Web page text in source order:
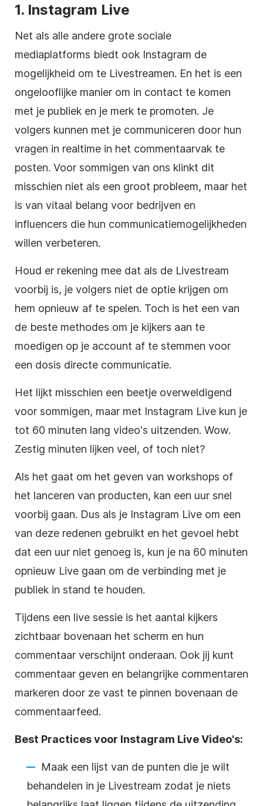
1. Instagram Live
Net als alle andere grote sociale
mediaplatforms biedt ook Instagram de
mogelijkheid om te Livestreamen. En het is een
ongelooflijke manier om in contact te komen
met je publiek en je merk te promoten. Je
volgers kunnen met je communiceren door hun
vragen in realtime in het commentaarvak te
posten. Voor sommigen van ons klinkt dit
misschien niet als een groot probleem, maar het
is van vitaal belang voor bedrijven en
influencers die hun communicatiemogelijkheden
willen verbeteren.
Houd er rekening mee dat als de Livestream
voorbij is, je volgers niet de optie krijgen om
hem opnieuw af te spelen. Toch is het een van
de beste methodes om je kijkers aan te
moedigen op je account af te stemmen voor
een dosis directe communicatie.
Het lijkt misschien een beetje overweldigend
voor sommigen, maar met Instagram Live kun je
tot 60 minuten lang video's uitzenden. Wow.
Zestig minuten lijken veel, of toch niet?
Als het gaat om het geven van workshops of
het lanceren van producten, kan een uur snel
voorbij gaan. Dus als je Instagram Live om een
van deze redenen gebruikt en het gevoel hebt
dat een uur niet genoeg is, kun je na 60 minuten
opnieuw Live gaan om de verbinding met je
publiek in stand te houden.
Tijdens een live sessie is het aantal kijkers
zichtbaar bovenaan het scherm en hun
commentaar verschijnt onderaan. Ook jij kunt
commentaar geven en belangrijke commentaren
markeren door ze vast te pinnen bovenaan de
commentaarfeed.
Best Practices voor Instagram Live Video's:
Maak een lijst van de punten die je wilt
behandelen in je Livestream zodat je niets